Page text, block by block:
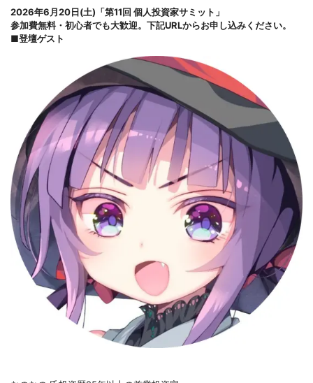
2026年6月20日(土)「第11回 個人投資家サミット」
参加費無料・初心者でも大歓迎。下記URLからお申し込みください。
■登壇ゲスト